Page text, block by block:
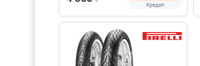
Кредит